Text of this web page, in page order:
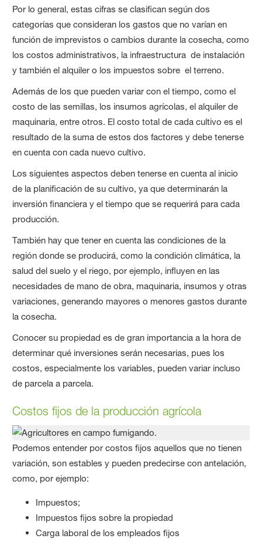
Por lo general, estas cifras se clasifican según dos
categorías que consideran los gastos que no varían en
función de imprevistos o cambios durante la cosecha, como
los costos administrativos, la infraestructura de instalación
y también el alquiler o los impuestos sobre el terreno.
Además de los que pueden variar con el tiempo, como el
costo de las semillas, los insumos agrícolas, el alquiler de
maquinaria, entre otros. El costo total de cada cultivo es el
resultado de la suma de estos dos factores y debe tenerse
en cuenta con cada nuevo cultivo.
Los siguientes aspectos deben tenerse en cuenta al inicio
de la planificación de su cultivo, ya que determinarán la
inversión financiera y el tiempo que se requerirá para cada
producción.
También hay que tener en cuenta las condiciones de la
región donde se producirá, como la condición climática, la
salud del suelo y el riego, por ejemplo, influyen en las
necesidades de mano de obra, maquinaria, insumos y otras
variaciones, generando mayores o menores gastos durante
la cosecha.
Conocer su propiedad es de gran importancia a la hora de
determinar qué inversiones serán necesarias, pues los
costos, especialmente los variables, pueden variar incluso
de parcela a parcela.
Costos fijos de la producción agrícola
Podemos entender por costos fijos aquellos que no tienen
variación, son estables y pueden predecirse con antelación,
como, por ejemplo:
Impuestos;
Impuestos fijos sobre la propiedad
Carga laboral de los empleados fijos